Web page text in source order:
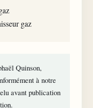
gaz
Quinson,
à notre
avant publication